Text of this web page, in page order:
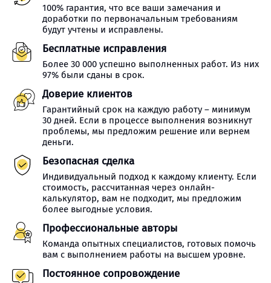
100% гарантия, что все ваши замечания и
доработки по первоначальным требованиям
будут учтены и исправлены.
Бесплатные исправления
Более 30 000 успешно выполненных работ. Из них
97% были сданы в срок.
Доверие клиентов
Гарантийный срок на каждую работу – минимум
30 дней. Если в процессе выполнения возникнут
проблемы, мы предложим решение или вернем
деньги.
Безопасная сделка
Индивидуальный подход к каждому клиенту. Если
стоимость, рассчитанная через онлайн-
калькулятор, вам не подходит, мы предложим
более выгодные условия.
Профессиональные авторы
Команда опытных специалистов, готовых помочь
вам с выполнением работы на высшем уровне.
Постоянное сопровождение